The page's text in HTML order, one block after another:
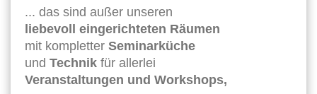
... das sind außer unseren
liebevoll eingerichteten Räumen
mit kompletter Seminarküche
und Technik für allerlei
Veranstaltungen und Workshops,